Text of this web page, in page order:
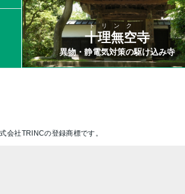
十理無空寺
トリンク
異物・静電気対策の駆け込み寺
社TRINCの登録商標です。